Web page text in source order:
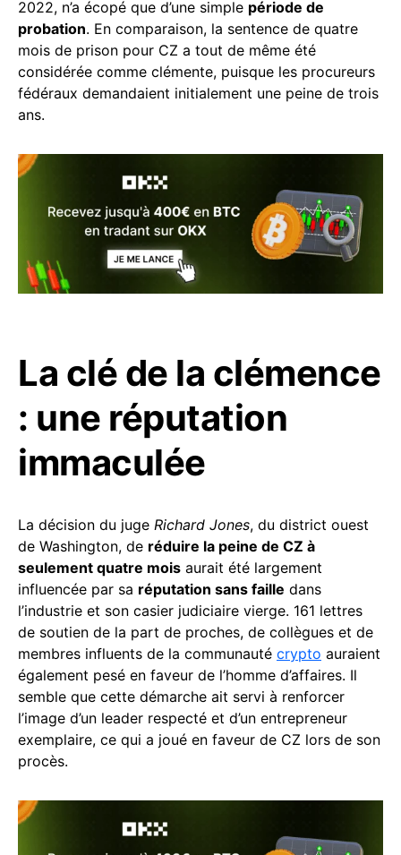
2022, n’a écopé que d’une simple période de
probation. En comparaison, la sentence de quatre
mois de prison pour CZ a tout de même été
considérée comme clémente, puisque les procureurs
fédéraux demandaient initialement une peine de trois
ans.
La clé de la clémence
: une réputation
immaculée
La décision du juge Richard Jones, du district ouest
de Washington, de réduire la peine de CZ à
seulement quatre mois aurait été largement
influencée par sa réputation sans faille dans
l’industrie et son casier judiciaire vierge. 161 lettres
de soutien de la part de proches, de collègues et de
membres influents de la communauté crypto auraient
également pesé en faveur de l’homme d’affaires. Il
semble que cette démarche ait servi à renforcer
l’image d’un leader respecté et d’un entrepreneur
exemplaire, ce qui a joué en faveur de CZ lors de son
procès.